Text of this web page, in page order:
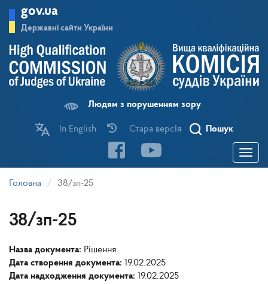
основного
матеріалу
gov.ua
Державні сайти України
Людям з порушенням зору
In English Стара версІя Пошук
Toggle
Головна 38/зп-25
38/зп-25
Назва документа: Рішення
Дата створення документа: 19.02.2025
Дата надходження документа: 19.02.2025